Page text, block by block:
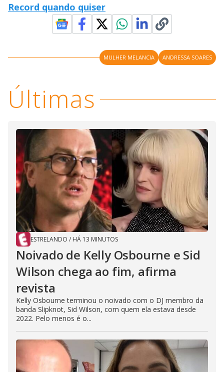
Record quando quiser
MULHER MELANCIA ANDRESSA SOARES
Últimas
ESTRELANDO / HÁ 13 MINUTOS
Noivado de Kelly Osbourne e Sid
Wilson chega ao fim, afirma
revista
Kelly Osbourne terminou o noivado com o DJ membro da
banda Slipknot, Sid Wilson, com quem ela estava desde
2022. Pelo menos é o...